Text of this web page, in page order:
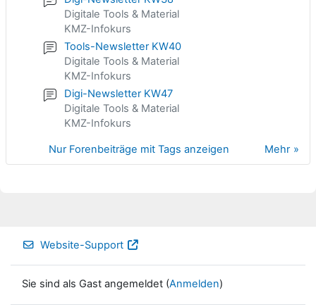
Digitale Tools & Material
KMZ-Infokurs
Tools-Newsletter KW40
Digitale Tools & Material
KMZ-Infokurs
Digi-Newsletter KW47
Digitale Tools & Material
KMZ-Infokurs
Mehr
Nur Forenbeiträge mit Tags anzeigen
Website-Support
Sie sind als Gast angemeldet (Anmelden)